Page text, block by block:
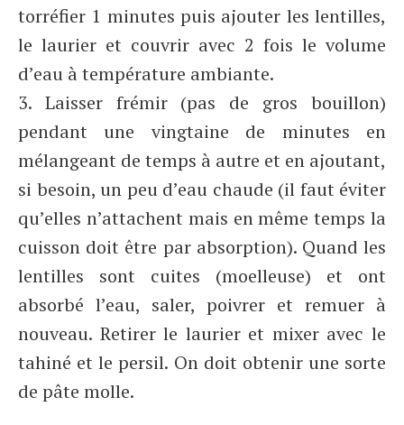
torréfier 1 minutes puis ajouter les lentilles,
le laurier et couvrir avec 2 fois le volume
d’eau à température ambiante.
3. Laisser frémir (pas de gros bouillon)
pendant une vingtaine de minutes en
mélangeant de temps à autre et en ajoutant,
si besoin, un peu d’eau chaude (il faut éviter
qu’elles n’attachent mais en même temps la
cuisson doit être par absorption). Quand les
lentilles sont cuites (moelleuse) et ont
absorbé l’eau, saler, poivrer et remuer à
nouveau. Retirer le laurier et mixer avec le
tahiné et le persil. On doit obtenir une sorte
de pâte molle.